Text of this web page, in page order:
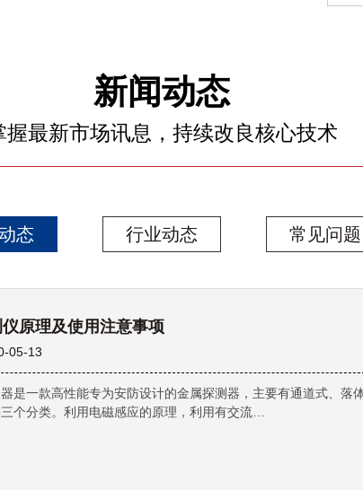
新闻动态
握最新市场讯息，持续改良核心技术
态 行业动态 常见问题
原理及使用注意事项
05-13
是一款高性能专为安防设计的金属探测器，主要有通道式、落
个分类。利用电磁感应的原理，利用有交流…